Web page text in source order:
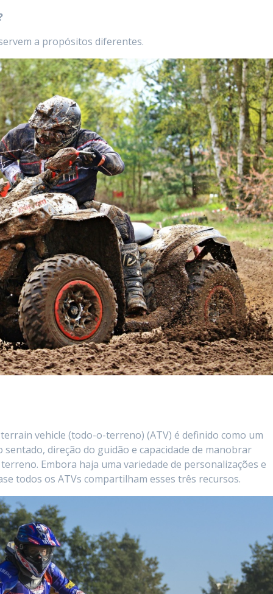
a propósitos diferentes.
vehicle (todo-o-terreno) (ATV) é definido como um
direção do guidão e capacidade de manobrar
Embora haja uma variedade de personalizações e
todos os ATVs compartilham esses três recursos.